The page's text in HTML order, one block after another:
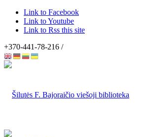
Link to Facebook
Link to Youtube
Link to Rss this site
+370-441-78-216 /